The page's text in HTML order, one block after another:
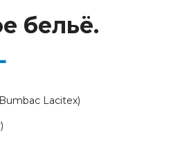
бельё.
Lacitex)